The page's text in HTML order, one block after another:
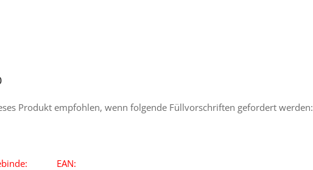
Produkt empfohlen, wenn folgende Füllvorschriften gefordert werden:
EAN: